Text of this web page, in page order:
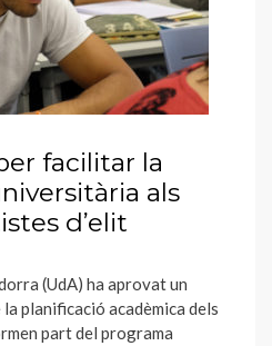
facilitar la
als
d’elit
(UdA) ha aprovat un
planificació acadèmica dels
part del programa